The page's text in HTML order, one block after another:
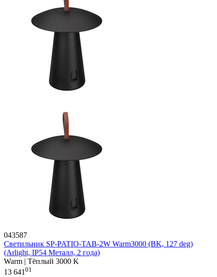
043587
Светильник SP-PATIO-TAB-2W Warm3000 (BK, 127 deg)
(Arlight, IP54 Металл, 2 года)
Warm | Тёплый 3000 K
13 64101